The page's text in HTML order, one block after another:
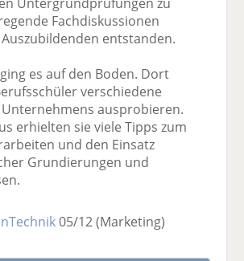
Fachdiskussionen
entstanden.
es auf den Boden. Dort
verschiedene
ausprobieren.
erhielten sie viele Tipps zum
und den Einsatz
Grundierungen und
05/12(Marketing)